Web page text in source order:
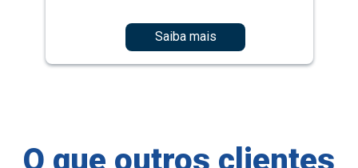
Saiba mais
O que outros clientes